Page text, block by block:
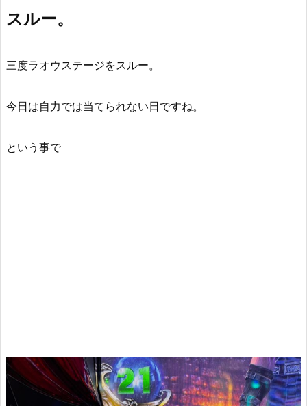
スルー。
三度ラオウステージをスルー。
今日は自力では当てられない日ですね。
という事で